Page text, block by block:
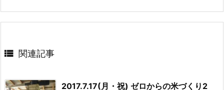
 関連記事
2017.7.17(月・祝) ゼロからの米づくり2